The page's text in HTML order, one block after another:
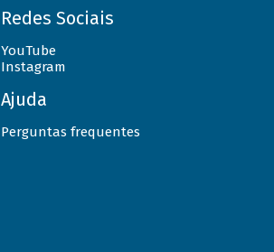
Redes Sociais
YouTube
Instagram
Ajuda
Perguntas frequentes